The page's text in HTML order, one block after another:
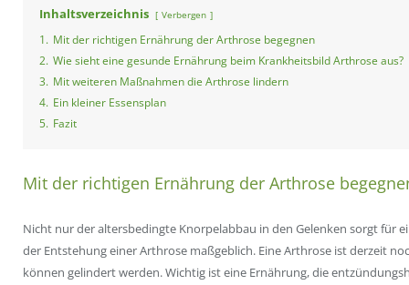
Inhaltsverzeichnis Verbergen
1. Mit der richtigen Ernährung der Arthrose begegnen
2. Wie sieht eine gesunde Ernährung beim Krankheitsbild Arthrose aus?
3. Mit weiteren Maßnahmen die Arthrose lindern
4. Ein kleiner Essensplan
5. Fazit
Mit der richtigen Ernährung der Arthrose
Nicht nur der altersbedingte Knorpelabbau in den Gelenken sorgt für
der Entstehung einer Arthrose maßgeblich. Eine Arthrose ist derzeit
können gelindert werden. Wichtig ist eine Ernährung, die